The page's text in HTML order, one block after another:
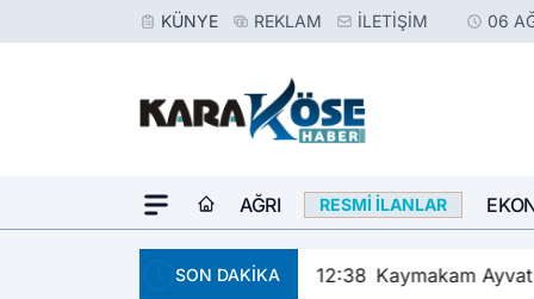
KÜNYE REKLAM İLETIŞIM 06
AĞRI RESMI İLANLAR
SON DAKİKA 12:38 Kaymakam